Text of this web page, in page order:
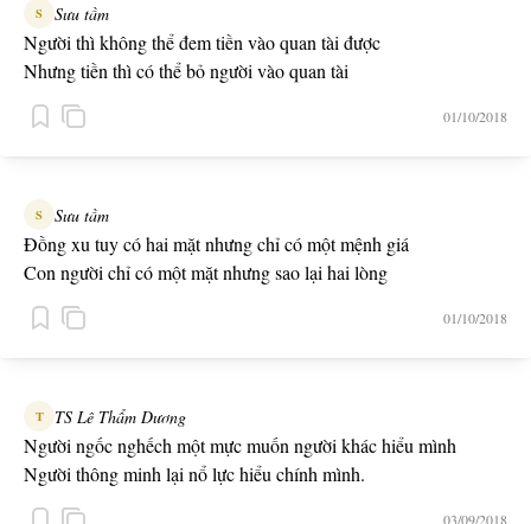
S Sưu tầm
Người thì không thể đem tiền vào quan tài được
Nhưng tiền thì có thể bỏ người vào quan tài
01/10/2018
S Sưu tầm
Đồng xu tuy có hai mặt nhưng chỉ có một mệnh giá
Con người chỉ có một mặt nhưng sao lại hai lòng
01/10/2018
T TS Lê Thẩm Dương
Người ngốc nghếch một mực muốn người khác hiểu mình
Người thông minh lại nổ lực hiểu chính mình.
03/09/2018